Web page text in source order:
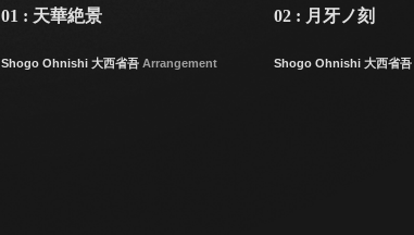
01 : 天華絶景
Shogo Ohnishi 大西省吾 Arrangement
02 : 月牙ノ刻
Shogo Ohnishi 大西省吾